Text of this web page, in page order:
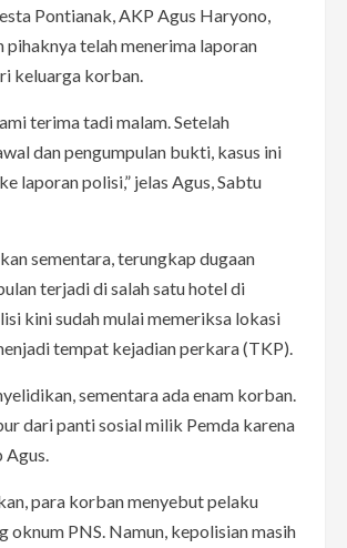
Pontianak, AKP Agus Haryono,
pihaknya telah menerima laporan
keluarga korban.
terima tadi malam. Setelah
dan pengumpulan bukti, kasus ini
laporan polisi,” jelas Agus, Sabtu
sementara, terungkap dugaan
terjadi di salah satu hotel di
kini sudah mulai memeriksa lokasi
tempat kejadian perkara (TKP).
sementara ada enam korban.
dari panti sosial milik Pemda karena
Agus.
para korban menyebut pelaku
oknum PNS. Namun, kepolisian masih